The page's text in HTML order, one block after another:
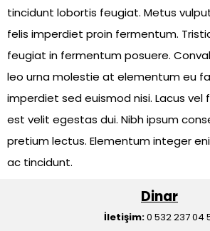
tincidunt lobortis feugiat. Metus
felis imperdiet proin fermentum.
feugiat in fermentum posuere.
leo urna molestie at elementum eu
imperdiet sed euismod nisi. Lacus vel
est velit egestas dui. Nibh ipsum
pretium lectus. Elementum integer
ac tincidunt.
Dinar
İletişim:0 532 237 04